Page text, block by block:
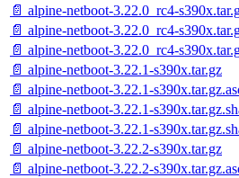
📄 alpine-netboot-3.22.0_rc4-
📄 alpine-netboot-3.22.0_rc4-
📄 alpine-netboot-3.22.0_rc4-
📄 alpine-netboot-3.22.1-s390x.tar.gz
📄 alpine-netboot-3.22.1-
📄 alpine-netboot-3.22.1-
📄 alpine-netboot-3.22.1-
📄 alpine-netboot-3.22.2-s390x.tar.gz
📄 alpine-netboot-3.22.2-